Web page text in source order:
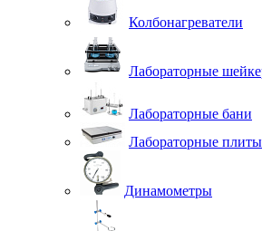
Колбонагреватели
Лабораторные
Лабораторные бани
Лабораторные плиты
Динамометры